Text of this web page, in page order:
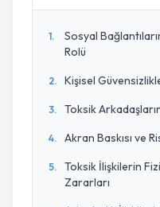
1.
Sosyal
Rolü
2. Kişisel
3. Toksik
4. Akran Baskısı ve
5.
Toksik İlişkilerin
Zararları